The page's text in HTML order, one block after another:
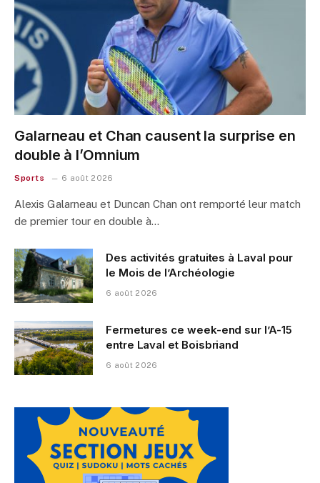
Galarneau et Chan causent la surprise en
double à l’Omnium
Sports 6 août 2026
Alexis Galarneau et Duncan Chan ont remporté leur match
de premier tour en double à…
Des activités gratuites à Laval pour
le Mois de l’Archéologie
6 août 2026
Fermetures ce week-end sur l’A-15
entre Laval et Boisbriand
6 août 2026